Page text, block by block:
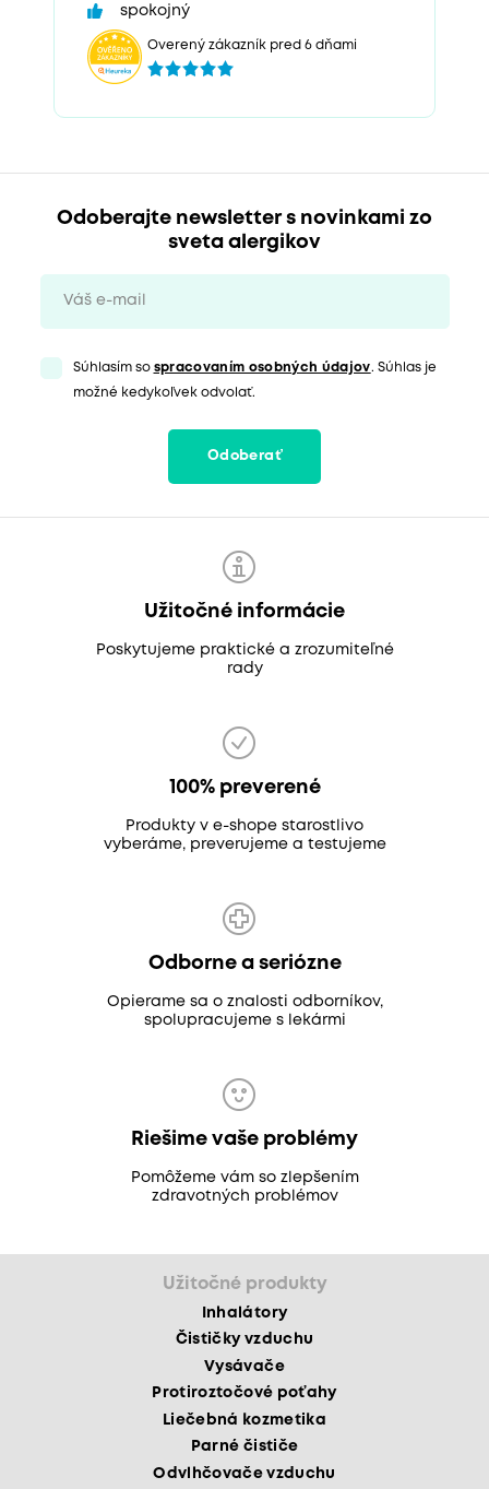
spokojný
Overený zákazník pred 6 dňami
Odoberajte newsletter s novinkami zo
sveta alergikov
Súhlasím so spracovaním osobných údajov. Súhlas je
možné kedykoľvek odvolať.
Odoberať
Užitočné informácie
Poskytujeme praktické a zrozumiteľné
rady
100% preverené
Produkty v e-shope starostlivo
vyberáme, preverujeme a testujeme
Odborne a seriózne
Opierame sa o znalosti odborníkov,
spolupracujeme s lekármi
Riešime vaše problémy
Pomôžeme vám so zlepšením
zdravotných problémov
Užitočné produkty
Inhalátory
Čističky vzduchu
Vysávače
Protiroztočové poťahy
Liečebná kozmetika
Parné čističe
Odvlhčovače vzduchu